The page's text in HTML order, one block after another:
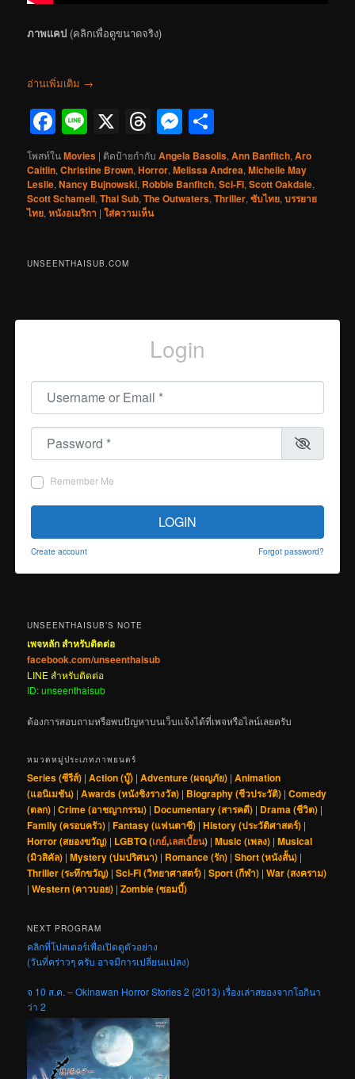
ภาพแคป (คลิกเพื่อดูขนาดจริง)
อ่านเพิ่มเติม →
Facebook
Line
X Threads
Messenger
โพสท์ในMovies | ติดป้ายกำกับ Angela Basolis,Ann Banfitch,Aro
Caitlin,Christine Brown,Horror,Melissa Andrea,Michelle May
Leslie,Nancy Bujnowski, Robbie Banfitch,Sci-Fi,Scott Oakdale,
Scott Schamell,Thai Sub,The Outwaters,Thriller,ซับไทย,บรรยาย
ไทย,หนังอเมริกา |ใส่ความเห็น
UNSEENTHAISUB.COM
Login
Username or Email
Password
Remember Me
LOGIN
Create account Forgot password?
UNSEENTHAISUB’S NOTE
เพจหลัก สำหรับติดต่อ
facebook.com/unseenthaisub
LINE สำหรับติดต่อ
ID: unseenthaisub
ต้องการสอบถามหรือพบปัญหาบนเว็บแจ้งได้ที่เพจหรือไลน์เลยครับ
หมวดหมู่ประเภทภาพยนตร์
Series (ซีรีส์) |Action (บู๊) |Adventure (ผจญภัย) |Animation
(แอนิเมชัน) |Awards (หนังชิงรางวัล) | Biography (ชีวประวัติ) |Comedy
(ตลก) |Crime (อาชญากรรม) | Documentary (สารคดี) | Drama (ชีวิต) |
Family (ครอบครัว) |Fantasy (แฟนตาซี) |History (ประวัติศาสตร์) |
Horror (สยองขวัญ) | LGBTQ (เกย์,เลสเบี้ยน) |Music (เพลง) |Musical
(มิวสิคัล) |Mystery (ปมปริศนา) | Romance (รัก) |Short (หนังสั้น) |
Thriller (ระทึกขวัญ) |Sci-Fi (วิทยาศาสตร์) |Sport (กีฬา) |War (สงคราม)
|Western (คาวบอย) |Zombie (ซอมบี้)
NEXT PROGRAM
คลิกที่โปสเตอร์เพื่อเปิดดูตัวอย่าง
(วันที่คร่าวๆ ครับ อาจมีการเปลี่ยนแปลง)
จ 10 ส.ค. – Okinawan Horror Stories 2 (2013) เรื่องเล่าสยองจากโอกินา
ว่า 2